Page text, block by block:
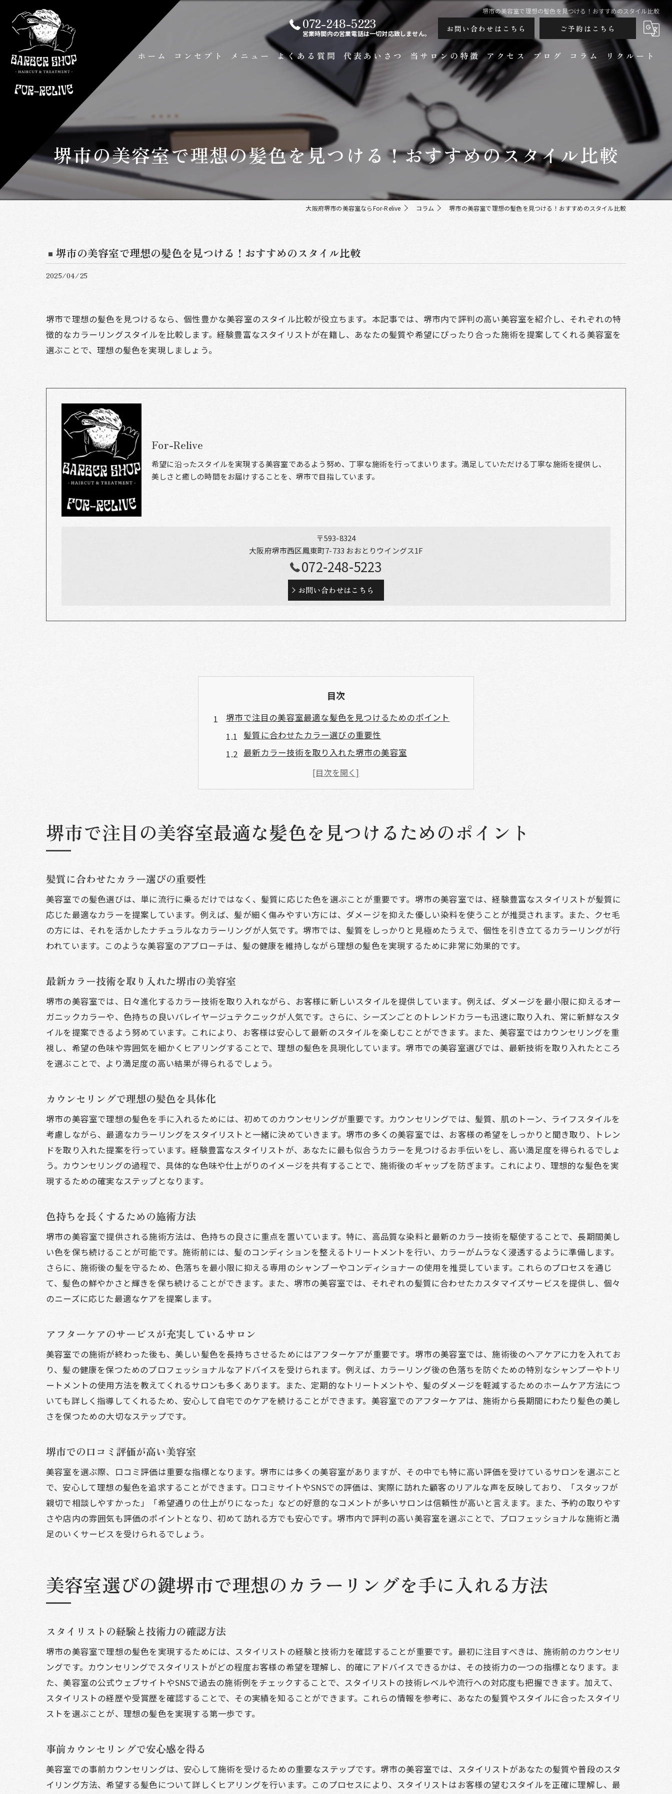
堺市の美容室で理想の髪色を見つける！おすすめのスタイル比較
072-248-5223
営業時間内の営業電話は一切対応致しません。 お問い合わせはこちら ご予約はこちら
ホーム コンセプト メニュー よくある質問 代表あいさつ 当サロンの特徴
メンズ
カラー
ビジネスカット
アクセス ブログ コラム リクルート
堺市の美容室で理想の髪色を見つける！おすすめのスタイル比較
大阪府堺市の美容室ならFor-Relive コラム 堺市の美容室で理想の髪色を見つける！おすすめのスタイル比較
堺市の美容室で理想の髪色を見つける！おすすめのスタイル比較
2025/04/25
堺市で理想の髪色を見つけるなら、個性豊かな美容室のスタイル比較が役立ちます。本記事では、堺市内で評判の高い美容室を紹介し、それぞれの特
徴的なカラーリングスタイルを比較します。経験豊富なスタイリストが在籍し、あなたの髪質や希望にぴったり合った施術を提案してくれる美容室を
選ぶことで、理想の髪色を実現しましょう。
For-Relive
希望に沿ったスタイルを実現する美容室であるよう努め、丁寧な施術を行ってまいります。満足していただける丁寧な施術を提供し、
美しさと癒しの時間をお届けすることを、堺市で目指しています。
〒593-8324
大阪府堺市西区鳳東町7-733 おおとりウイングス1F
072-248-5223
お問い合わせはこちら
目次
堺市で注目の美容室最適な髪色を見つけるためのポイント
髪質に合わせたカラー選びの重要性
最新カラー技術を取り入れた堺市の美容室
カウンセリングで理想の髪色を具体化
色持ちを長くするための施術方法
堺市での口コミ評価が高い美容室
美容室選びの鍵堺市で理想のカラーリングを手に入れる方法
トレンドカラーを堺市の美容室で試す
口コミを活用した美容室の選び方
個性的なカラーリングを提案するサロン
施術後のアフターケアを重視する理由
堺市で流行中のカラーリングトレンド
スタイル写真で見る人気カラーの比較
美容室でのカラートリートメントの効果
パーソナルカラー診断を活用したカラー選び
堺市の美容室で受けられる特別なカラーメニュー
堺市の人気スタイリストによる実績紹介
お客様の声で知る成功の秘訣
健康的な髪色を保つためのアドバイス
リピーターが多い理由を探る
似合う髪色を見つけるためのポイント
トライしやすいナチュラルカラーの提案
堺市の美容室で変化を楽しむ
美容室選びで失敗しない堺市でのカラーリングのコツ
失敗しない美容室選びのポイント
カラーチェンジの前に知っておくべきこと
美容室での予約時に確認すべき事項
施術後のケアプランを考える
お客様の体験談で知る施術のプロセス
スタイリストとのコミュニケーションの重要性
堺市の美容室でのリアルな口コミ
施術前後の満足度を高める方法
個性を引き出す堺市の美容室でのカラーリングアプローチ
パーソナルカラーを活かした提案
堺市で注目の外国人風カラー
顔色を明るく見せるカラー選び
堺市の美容室での最新カラーアート
堺市で注目の美容室最適な髪色を見つけるためのポイント
髪質に合わせたカラー選びの重要性
美容室での髪色選びは、単に流行に乗るだけではなく、髪質に応じた色を選ぶことが重要です。堺市の美容室では、経験豊富なスタイリストが髪質に
応じた最適なカラーを提案しています。例えば、髪が細く傷みやすい方には、ダメージを抑えた優しい染料を使うことが推奨されます。また、クセ毛
の方には、それを活かしたナチュラルなカラーリングが人気です。堺市では、髪質をしっかりと見極めたうえで、個性を引き立てるカラーリングが行
われています。このような美容室のアプローチは、髪の健康を維持しながら理想の髪色を実現するために非常に効果的です。
最新カラー技術を取り入れた堺市の美容室
堺市の美容室では、日々進化するカラー技術を取り入れながら、お客様に新しいスタイルを提供しています。例えば、ダメージを最小限に抑えるオー
ガニックカラーや、色持ちの良いバレイヤージュテクニックが人気です。さらに、シーズンごとのトレンドカラーも迅速に取り入れ、常に新鮮なスタ
イルを提案できるよう努めています。これにより、お客様は安心して最新のスタイルを楽しむことができます。また、美容室ではカウンセリングを重
視し、希望の色味や雰囲気を細かくヒアリングすることで、理想の髪色を具現化しています。堺市での美容室選びでは、最新技術を取り入れたところ
を選ぶことで、より満足度の高い結果が得られるでしょう。
カウンセリングで理想の髪色を具体化
堺市の美容室で理想の髪色を手に入れるためには、初めてのカウンセリングが重要です。カウンセリングでは、髪質、肌のトーン、ライフスタイルを
考慮しながら、最適なカラーリングをスタイリストと一緒に決めていきます。堺市の多くの美容室では、お客様の希望をしっかりと聞き取り、トレン
ドを取り入れた提案を行っています。経験豊富なスタイリストが、あなたに最も似合うカラーを見つけるお手伝いをし、高い満足度を得られるでしょ
う。カウンセリングの過程で、具体的な色味や仕上がりのイメージを共有することで、施術後のギャップを防ぎます。これにより、理想的な髪色を実
現するための確実なステップとなります。
色持ちを長くするための施術方法
堺市の美容室で提供される施術方法は、色持ちの良さに重点を置いています。特に、高品質な染料と最新のカラー技術を駆使することで、長期間美し
い色を保ち続けることが可能です。施術前には、髪のコンディションを整えるトリートメントを行い、カラーがムラなく浸透するように準備します。
さらに、施術後の髪を守るため、色落ちを最小限に抑える専用のシャンプーやコンディショナーの使用を推奨しています。これらのプロセスを通じ
て、髪色の鮮やかさと輝きを保ち続けることができます。また、堺市の美容室では、それぞれの髪質に合わせたカスタマイズサービスを提供し、個々
のニーズに応じた最適なケアを提案します。
アフターケアのサービスが充実しているサロン
美容室での施術が終わった後も、美しい髪色を長持ちさせるためにはアフターケアが重要です。堺市の美容室では、施術後のヘアケアに力を入れてお
り、髪の健康を保つためのプロフェッショナルなアドバイスを受けられます。例えば、カラーリング後の色落ちを防ぐための特別なシャンプーやトリ
ートメントの使用方法を教えてくれるサロンも多くあります。また、定期的なトリートメントや、髪のダメージを軽減するためのホームケア方法につ
いても詳しく指導してくれるため、安心して自宅でのケアを続けることができます。美容室でのアフターケアは、施術から長期間にわたり髪色の美し
さを保つための大切なステップです。
堺市での口コミ評価が高い美容室
美容室を選ぶ際、口コミ評価は重要な指標となります。堺市には多くの美容室がありますが、その中でも特に高い評価を受けているサロンを選ぶこと
で、安心して理想の髪色を追求することができます。口コミサイトやSNSでの評価は、実際に訪れた顧客のリアルな声を反映しており、「スタッフが
親切で相談しやすかった」「希望通りの仕上がりになった」などの好意的なコメントが多いサロンは信頼性が高いと言えます。また、予約の取りやす
さや店内の雰囲気も評価のポイントとなり、初めて訪れる方でも安心です。堺市内で評判の高い美容室を選ぶことで、プロフェッショナルな施術と満
足のいくサービスを受けられるでしょう。
美容室選びの鍵堺市で理想のカラーリングを手に入れる方法
スタイリストの経験と技術力の確認方法
堺市の美容室で理想の髪色を実現するためには、スタイリストの経験と技術力を確認することが重要です。最初に注目すべきは、施術前のカウンセリ
ングです。カウンセリングでスタイリストがどの程度お客様の希望を理解し、的確にアドバイスできるかは、その技術力の一つの指標となります。ま
た、美容室の公式ウェブサイトやSNSで過去の施術例をチェックすることで、スタイリストの技術レベルや流行への対応度も把握できます。加えて、
スタイリストの経歴や受賞歴を確認することで、その実績を知ることができます。これらの情報を参考に、あなたの髪質やスタイルに合ったスタイリ
ストを選ぶことが、理想の髪色を実現する第一歩です。
事前カウンセリングで安心感を得る
美容室での事前カウンセリングは、安心して施術を受けるための重要なステップです。堺市の美容室では、スタイリストがあなたの髪質や普段のスタ
イリング方法、希望する髪色について詳しくヒアリングを行います。このプロセスにより、スタイリストはお客様の望むスタイルを正確に理解し、最